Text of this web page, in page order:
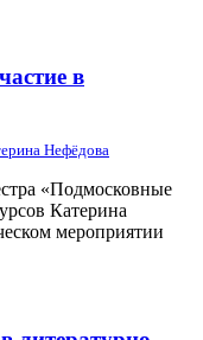
в
Нефёдова
«Подмосковные
Катерина
мероприятии